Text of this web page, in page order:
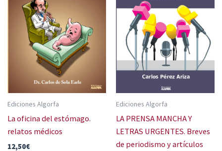
Ediciones Algorfa
La oficina del estómago.
relatos médicos
12,50€
Ediciones Algorfa
LA PRENSA MANCHA Y
LETRAS URGENTES. Breves
de periodismo y artículos